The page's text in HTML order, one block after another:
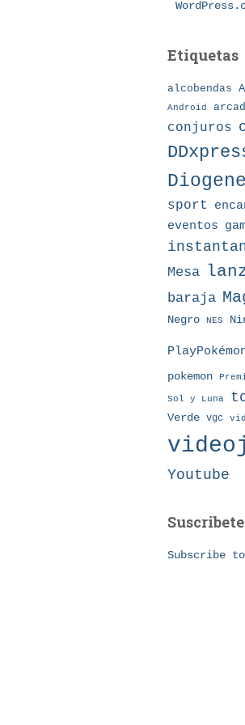
Etiquetas
alcobendas
Android
conjuros
sport
eventos
Mesa
baraja
Negro
NES
pokemon
Sol y Luna
Verde vgc
Youtube
Subscribe